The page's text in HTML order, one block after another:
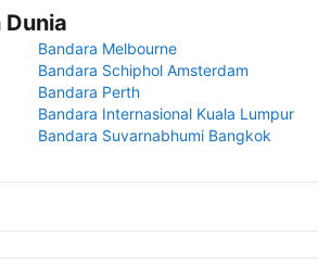
Dunia
Bandara Melbourne
Bandara Schiphol Amsterdam
Bandara Perth
Bandara Internasional Kuala Lumpur
Bandara Suvarnabhumi Bangkok